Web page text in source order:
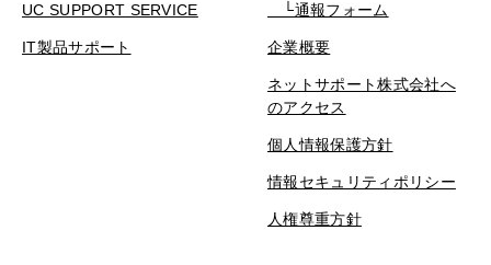
UC SUPPORT SERVICE
IT製品サポート
└通報フォーム
企業概要
ネットサポート株式会社へ
のアクセス
個人情報保護方針
情報セキュリティポリシー
人権尊重方針